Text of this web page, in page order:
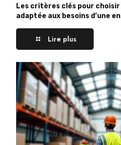
Les critères clés pour
adaptée aux besoins d’une
Lire plus